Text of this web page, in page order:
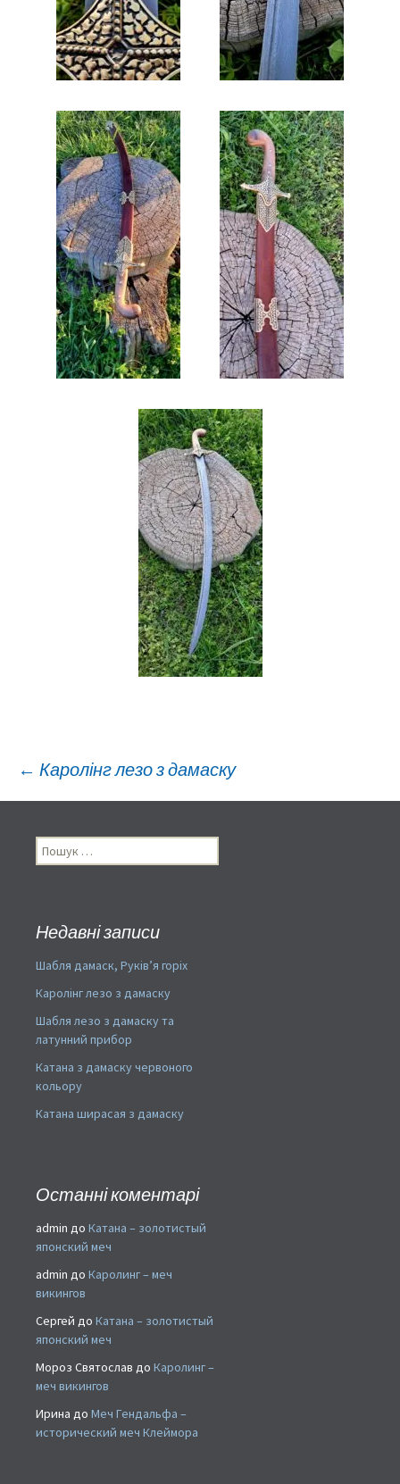
Навигация
по
← Каролінг лезо з дамаску
Пошук:
Недавні записи
Шабля дамаск, Руків’я горіх
Каролінг лезо з дамаску
Шабля лезо з дамаску та
латунний прибор
Катана з дамаску червоного
кольору
Катана ширасая з дамаску
Останні коментарі
admin до Катана – золотистый
японский меч
admin до Каролинг – меч
викингов
Сергей до Катана – золотистый
японский меч
Мороз Святослав до Каролинг –
меч викингов
Ирина до Меч Гендальфа –
исторический меч Клеймора